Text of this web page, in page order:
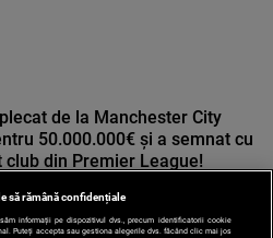
de la Manchester City
50.000.000€ și a semnat cu
club din Premier League!
să rămână confidențiale
informații pe dispozitivul dvs., precum identificatorii cookie
Puteți accepta sau gestiona alegerile dvs. făcând clic mai jos